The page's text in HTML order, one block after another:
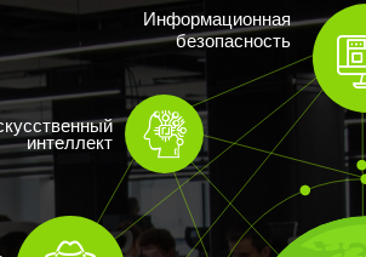
Информационная
безопасность
интеллект